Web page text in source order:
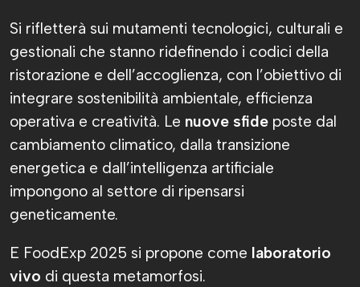
Si rifletterà sui mutamenti tecnologici, culturali e
gestionali che stanno ridefinendo i codici della
ristorazione e dell’accoglienza, con l’obiettivo di
integrare sostenibilità ambientale, efficienza
operativa e creatività. Le nuove sfide poste dal
cambiamento climatico, dalla transizione
energetica e dall’intelligenza artificiale
impongono al settore di ripensarsi
geneticamente.
E FoodExp 2025 si propone come laboratorio
vivo di questa metamorfosi.